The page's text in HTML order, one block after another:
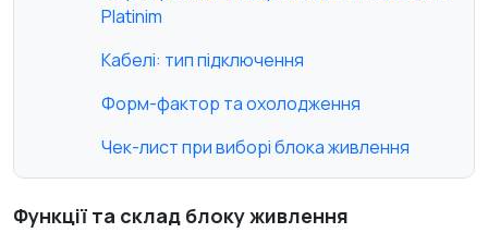
Platinim
Кабелі: тип підключення
Форм-фактор та охолодження
Чек-лист при виборі блока живлення
Функції та склад блоку живлення